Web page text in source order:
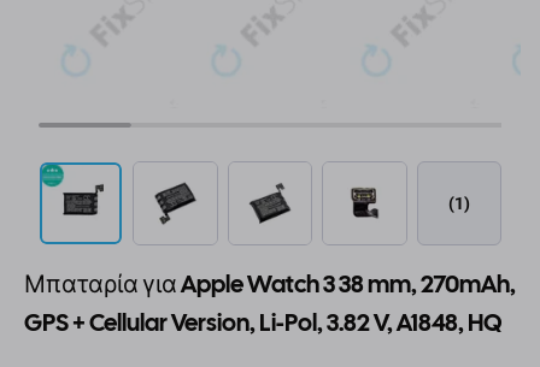
(1)
Μπαταρία για Apple Watch 3 38 mm, 270mAh,
GPS + Cellular Version, Li-Pol, 3.82 V, A1848, HQ